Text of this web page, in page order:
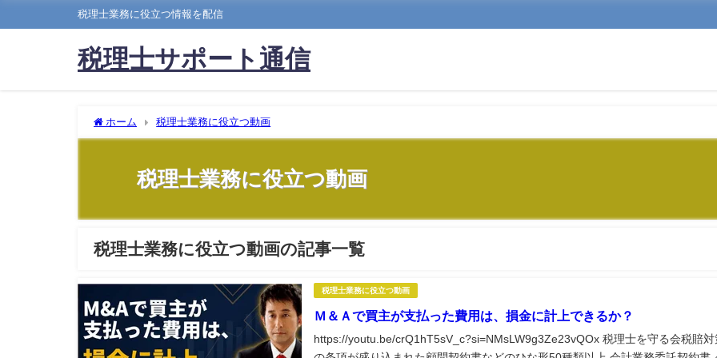
税理士業務に役立つ情報を配信
税理士サポート通信
ホーム 税理士業務に役立つ動画
税理士業務に役立つ動画
税理士業務に役立つ動画の記事一覧
税理士業務に役立つ動画
Ｍ＆Ａで買主が支払った費用は、損金に計上できるか？
https://youtu.be/crQ1hT5sV_c?si=NMsLW9g3Ze23vQOx 税理士を守る会税賠対